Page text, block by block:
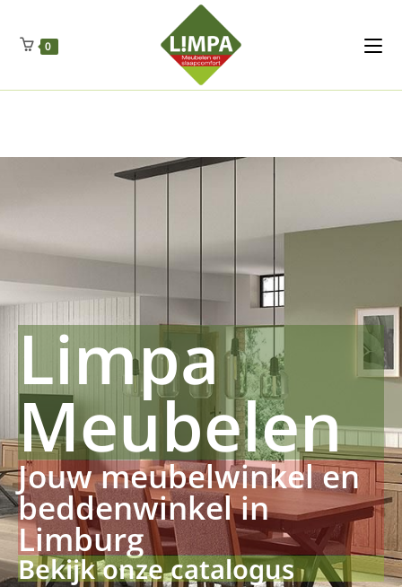
Regenschut
Drueckerpro
Fettsauren Dekemax Kapselmed
Luftkuhlen Zauberfan Netzfenste Insektensc
0
Limpa
Meubelen
Jouw meubelwinkel en
beddenwinkel in
Limburg
Bekijk onze catalogus